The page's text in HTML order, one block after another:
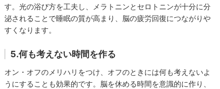
す。光の浴び方を工夫し、メラトニンとセロトニンが十分に分
泌されることで睡眠の質が高まり、脳の疲労回復につながりや
すくなります。
5.何も考えない時間を作る
オン・オフのメリハリをつけ、オフのときには何も考えないよ
うにすることも効果的です。脳を休める時間を意識的に作り、